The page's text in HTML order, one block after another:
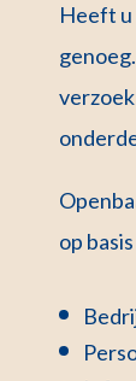
Heeft u
op